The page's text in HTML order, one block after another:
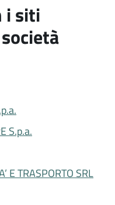
i siti
S.p.a.
E TRASPORTO SRL